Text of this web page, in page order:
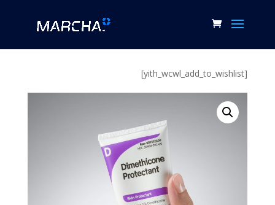
[yith_wcwl_add_to_wishlist]